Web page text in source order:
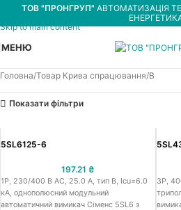
Skip to navigation
Skip to main content
ТОВ "ПРОНГРУП" АВТОМАТИЗАЦІЯ
МЕНЮ
Головна Товар Крива спрацювання B
Показати фільтри
5SL6125-6
197.21 ₴
1Р, 230/400 В АС, 25.0 A, тип B, Icu=6.0
кА, однополюсний модульний
автоматичний вимикач Сіменс 5SL6 з
3Р,